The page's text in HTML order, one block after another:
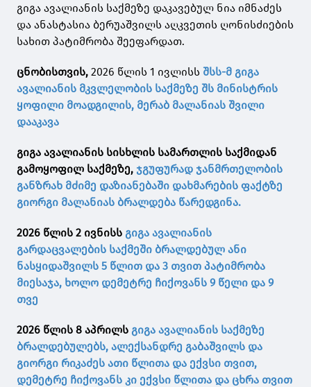
გიგა ავალიანის საქმეზე დაკავებულ ნია იმნაძეს
და ანასტასია ბერუაშვილს აღკვეთის ღონისძიების
სახით პატიმრობა შეეფარდათ.
ცნობისთვის, 2026 წლის 1 ივლისს შსს-მ გიგა
ავალიანის მკვლელობის საქმეზე შს მინისტრის
ყოფილი მოადგილის, მერაბ მალანიას შვილი
დააკავა
გიგა ავალიანის სისხლის სამართლის საქმიდან
გამოყოფილ საქმეზე, ჯგუფურად ჯანმრთელობის
განზრახ მძიმე დაზიანებაში დახმარების ფაქტზე
გიორგი მალანიას ბრალდება წარედგინა.
2026 წლის 2 ივნისს გიგა ავალიანის
გარდაცვალების საქმეში ბრალდებულ ანი
ნასყიდაშვილს 5 წლით და 3 თვით პატიმრობა
მიესაჯა, ხოლო დემეტრე ჩიქოვანს 9 წელი და 9
თვე
2026 წლის 8 აპრილს გიგა ავალიანის საქმეზე
ბრალდებულებს, ალექსანდრე გაბაშვილს და
გიორგი რიკაძეს ათი წლითა და ექვსი თვით,
დემეტრე ჩიქოვანს კი ექვსი წლითა და ცხრა თვით